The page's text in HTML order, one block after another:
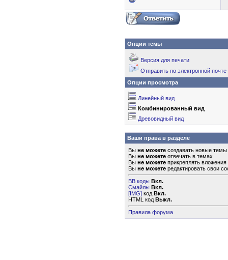
Опции темы
Версия для печати
Отправить по электронной почте
Опции просмотра
Линейный вид
Комбинированный вид
Древовидный вид
Ваши права в разделе
Вы не можете создавать новые темы
Вы не можете отвечать в темах
Вы не можете прикреплять вложения
Вы не можете редактировать свои
BB коды Вкл.
Смайлы Вкл.
[IMG] код Вкл.
HTML код Выкл.
Правила форума